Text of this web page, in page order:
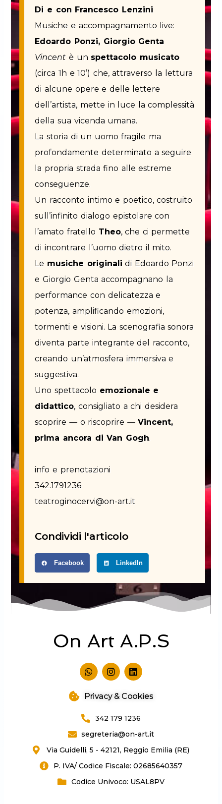
Di e con Francesco Lenzini
Musiche e accompagnamento live:
Edoardo Ponzi, Giorgio Genta
Vincent è un spettacolo musicato
(circa 1h e 10’) che, attraverso la lettura
di alcune opere e delle lettere
dell’artista, mette in luce la complessità
della sua vicenda umana.
La storia di un uomo fragile ma
profondamente determinato a seguire
la propria strada fino alle estreme
conseguenze.
Un racconto intimo e poetico, costruito
sull’infinito dialogo epistolare con
l’amato fratello Theo, che ci permette
di incontrare l’uomo dietro il mito.
Le musiche originali di Edoardo Ponzi
e Giorgio Genta accompagnano la
performance con delicatezza e
potenza, amplificando emozioni,
tormenti e visioni. La scenografia sonora
diventa parte integrante del racconto,
creando un’atmosfera immersiva e
suggestiva.
Uno spettacolo emozionale e
didattico, consigliato a chi desidera
scoprire — o riscoprire —Vincent,
prima ancora di Van Gogh.
info e prenotazioni
342.1791236
teatroginocervi@on-art.it
Condividi l'articolo
Facebook LinkedIn
On Art A.P.S
W
h
t
s
p
I
n
t
a
r
a
m
L
i
k
e
i
Privacy & Cookies
342 179 1236
segreteria@on-art.it
Via Guidelli, 5 - 42121, Reggio Emilia (RE)
P. IVA/ Codice Fiscale: 02685640357
Codice Univoco: USAL8PV